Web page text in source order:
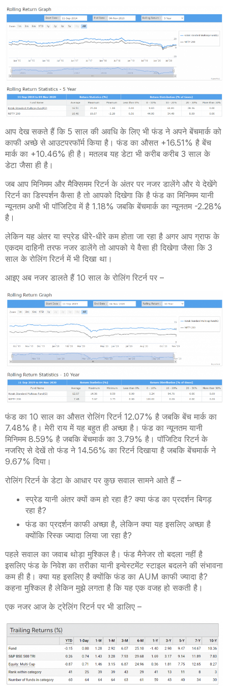
आप देख सकते हैं कि 5 साल की अवधि के लिए भी फंड ने अपने बेंचमार्क को
काफी अच्छे से आउटपरफॉर्म किया है। फंड का औसत +16.51% है बेंच
मार्क का +10.46% ही है। मतलब यह डेटा भी करीब करीब 3 साल के
डेटा जैसा ही है।
जब आप मिनिमम और मैक्सिमम रिटर्न के अंतर पर नजर डालेंगे और ये देखेंगे
रिटर्न का डिस्पर्शन कैसा है तो आपको दिखेगा कि है फंड का मिनिमम यानी
न्यूनतम अभी भी पॉजिटिव में है 1.18% जबकि बेंचमार्क का न्यूनतम -2.28%
है।
लेकिन यह अंतर या स्प्रेड धीरे-धीरे कम होता जा रहा है अगर आप ग्राफ के
एकदम दाहिनी तरफ नजर डालेंगे तो आपको ये वैसा ही दिखेगा जैसा कि 3
साल के रोलिंग रिटर्न में भी दिखा था।
आइए अब नजर डालते हैं 10 साल के रोलिंग रिटर्न पर –
फंड का 10 साल का औसत रोलिंग रिटर्न 12.07% है जबकि बेंच मार्क का
7.48% है। मेरी राय में यह बहुत ही अच्छा है। फंड का न्यूनतम यानी
मिनिमम 8.59% है जबकि बेंचमार्क का 3.79% है। पॉजिटिव रिटर्न के
नजरिए से देखें तो फंड ने 14.56% का रिटर्न दिखाया है जबकि बेंचमार्क ने
9.67% दिया।
रोलिंग रिटर्न के डेटा के आधार पर कुछ सवाल सामने आते हैं –
स्प्रेड यानी अंतर क्यों कम हो रहा है? क्या फंड का प्रदर्शन बिगड़
रहा है?
फंड का प्रदर्शन काफी अच्छा है, लेकिन क्या यह इसलिए अच्छा है
क्योंकि रिस्क ज्यादा लिया जा रहा है?
पहले सवाल का जवाब थोड़ा मुश्किल है। फंड मैनेजर तो बदला नहीं है
इसलिए फंड के निवेश का तरीका यानी इन्वेस्टमेंट स्टाइल बदलने की संभावना
कम ही है। क्या यह इसलिए है क्योंकि फंड का AUM काफी ज्यादा है?
कहना मुश्किल है लेकिन मुझे लगता है कि यह एक वजह हो सकती है।
एक नजर आज के ट्रेलिंग रिटर्न पर भी डालिए –